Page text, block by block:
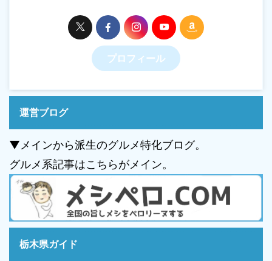
プロフィール
運営ブログ
▼メインから派生のグルメ特化ブログ。
グルメ系記事はこちらがメイン。
栃木県ガイド